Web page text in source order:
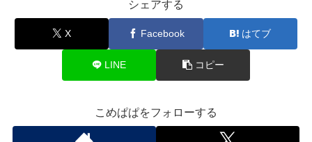
シェアする
X Facebook はてブ
LINE コピー
こめぱぱをフォローする